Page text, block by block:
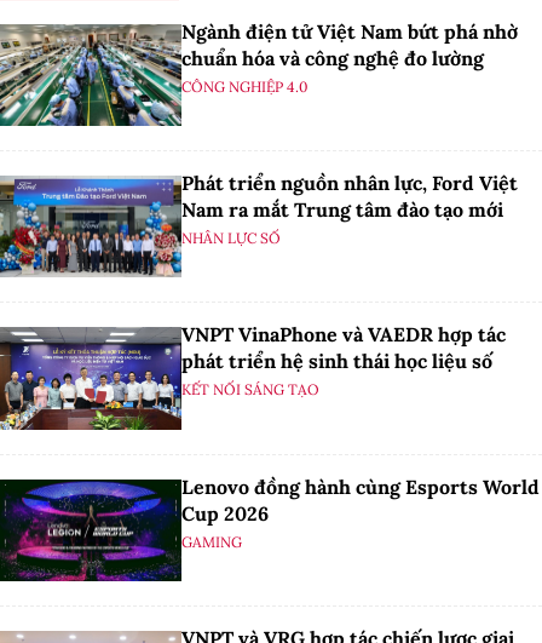
Ngành điện tử Việt Nam bứt phá nhờ
chuẩn hóa và công nghệ đo lường
CÔNG NGHIỆP 4.0
Phát triển nguồn nhân lực, Ford Việt
Nam ra mắt Trung tâm đào tạo mới
NHÂN LỰC SỐ
VNPT VinaPhone và VAEDR hợp tác
phát triển hệ sinh thái học liệu số
KẾT NỐI SÁNG TẠO
Lenovo đồng hành cùng Esports World
Cup 2026
GAMING
VNPT và VRG hợp tác chiến lược giai